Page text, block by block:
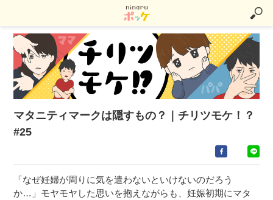
マタニティマークは隠すもの？｜チリツモケ！？
#25
「なぜ妊婦が周りに気を遣わないといけないのだろう
か…」モヤモヤした思いを抱えながらも、妊娠初期にマタ